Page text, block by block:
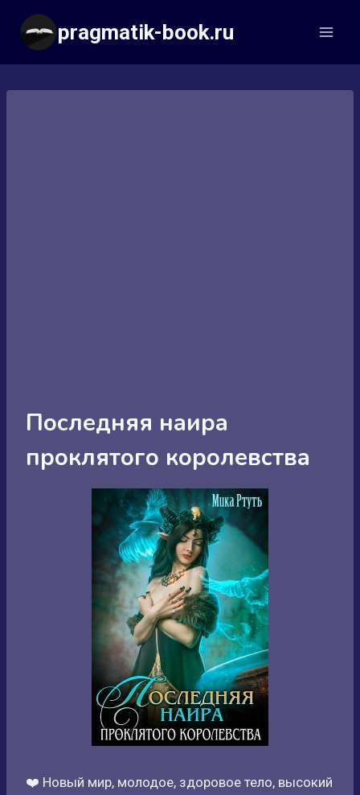
Перейти
содержимому
pragmatik-book.ru
Последняя наира
проклятого королевства
❤️ Новый мир, молодое, здоровое тело, высокий